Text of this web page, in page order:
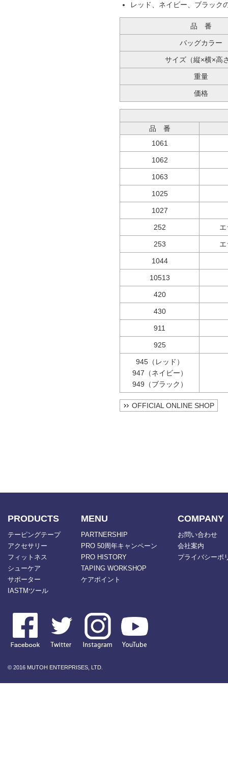
レッド、ネイビー、ブラック
品 番
バッグカラー
サイズ（縦×横×高
重量
価格
品 番
1061
1062
1063
1025
1027
252
253
1044
10513
420
430
911
925
945（レッド）
947（ネイビー）
949（ブラック）
OFFICIAL ONLINE SHOP
PRODUCTS
テーピングテープ
アクセサリー
フィットネス
シューケア
サポーター
IASTMツール
MENU
PARTNERSHIP
PRO 50周年キャンペーン
PRO HISTORY
TAPING WORKSHOP
ケアポイント
COMPANY
お問い合わせ
会社案内
プライバシーポ
© 2016 MUTOH ENTERPRISES, LTD.